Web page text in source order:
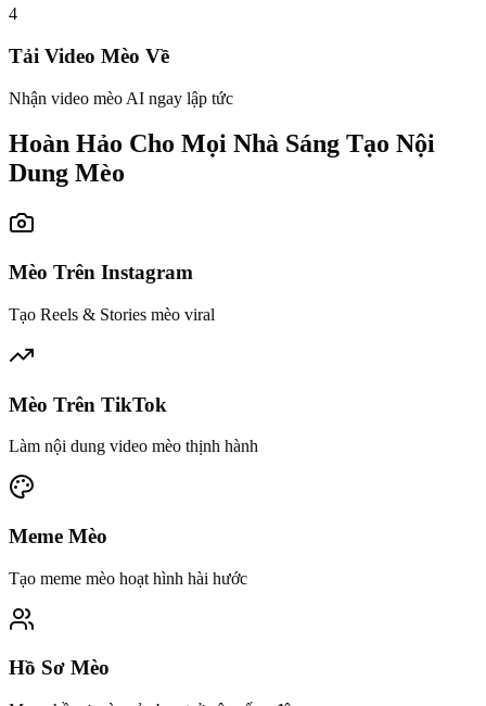
4
Tải Video Mèo Về
Nhận video mèo AI ngay lập tức
Hoàn Hảo Cho Mọi Nhà Sáng Tạo Nội
Dung Mèo
Mèo Trên Instagram
Tạo Reels & Stories mèo viral
Mèo Trên TikTok
Làm nội dung video mèo thịnh hành
Meme Mèo
Tạo meme mèo hoạt hình hài hước
Hồ Sơ Mèo